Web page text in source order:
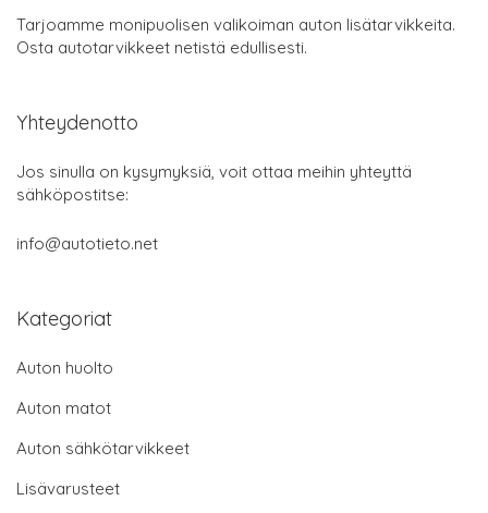
Tarjoamme monipuolisen valikoiman auton lisätarvikkeita.
Osta autotarvikkeet netistä edullisesti.
Yhteydenotto
Jos sinulla on kysymyksiä, voit ottaa meihin yhteyttä
sähköpostitse:
info@autotieto.net
Kategoriat
Auton huolto
Auton matot
Auton sähkötarvikkeet
Lisävarusteet